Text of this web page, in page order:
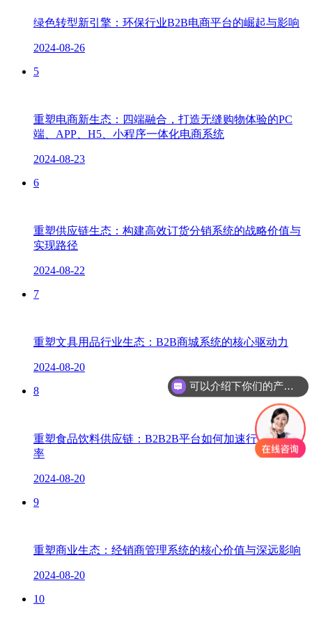
绿色转型新引擎：环保行业B2B电商平台的崛起与影响
2024-08-26
5
重塑电商新生态：四端融合，打造无缝购物体验的PC
端、APP、H5、小程序一体化电商系统
2024-08-23
6
重塑供应链生态：构建高效订货分销系统的战略价值与
实现路径
2024-08-22
7
重塑文具用品行业生态：B2B商城系统的核心驱动力
2024-08-20
8
重塑食品饮料供应链：B2B2B平台如何加速行业流转效
率
2024-08-20
9
重塑商业生态：经销商管理系统的核心价值与深远影响
2024-08-20
10
可以介绍下你们的产品么？
你们是怎么收费的呢？